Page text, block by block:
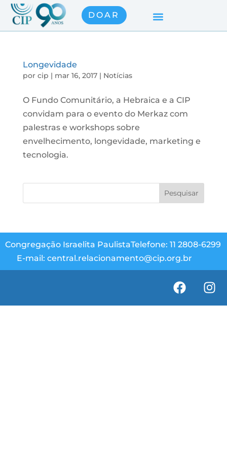
DOAR
Longevidade
por cip | mar 16, 2017| Notícias
O Fundo Comunitário, a Hebraica e a CIP
convidam para o evento do Merkaz com
palestras e workshops sobre
envelhecimento, longevidade, marketing e
tecnologia.
Congregação Israelita PaulistaTelefone: 11 2808-6299
E-mail: central.relacionamento@cip.org.br